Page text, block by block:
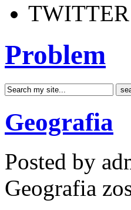
TWITTER
Problem
Geografia
Posted by
Geografia